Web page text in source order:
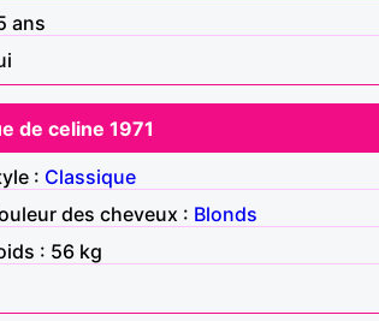
ans
de celine 1971
: Classique
des cheveux : Blonds
: 56 kg